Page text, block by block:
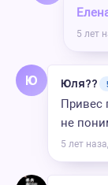
5 лет
Ю Юля??
Привес
не
5 лет